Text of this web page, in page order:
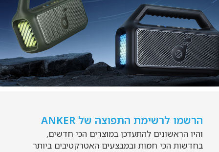
הרשמו לרשימת התפוצה של ANKER
והיו הראשונים להתעדכן במוצרים הכי חדשים,
בחדשות הכי חמות ובמבצעים האטרקטיבים ביותר